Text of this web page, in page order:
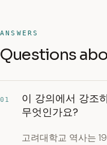
ANSWERS
Questions
01
이 강의에서 강조
무엇인가요?
고려대학교 역사는